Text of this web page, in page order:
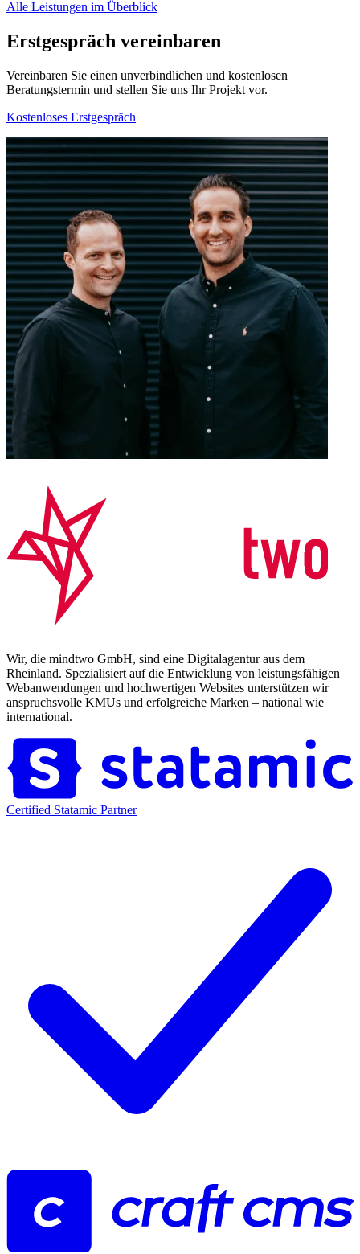
Alle Leistungen im Überblick
Erstgespräch vereinbaren
Vereinbaren Sie einen unverbindlichen und kostenlosen
Beratungstermin und stellen Sie uns Ihr Projekt vor.
Kostenloses Erstgespräch
Wir, die mindtwo GmbH, sind eine Digitalagentur aus dem
Rheinland. Spezialisiert auf die Entwicklung von leistungsfähigen
Webanwendungen und hochwertigen Websites unterstützen wir
anspruchsvolle KMUs und erfolgreiche Marken – national wie
international.
Certified Statamic Partner